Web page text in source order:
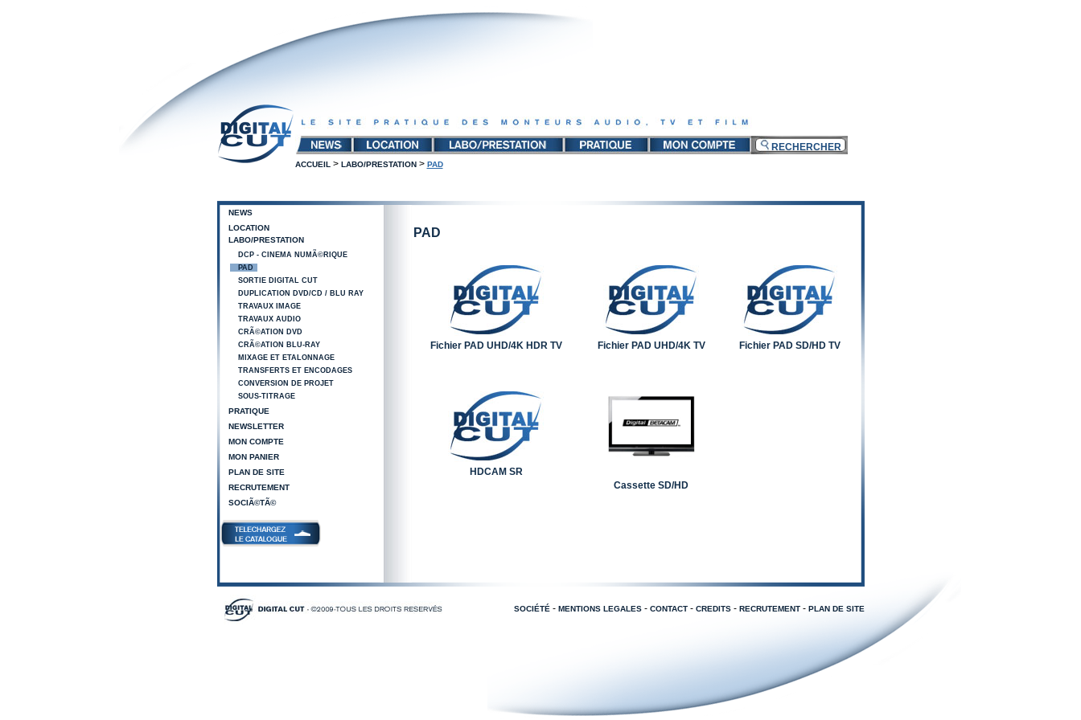
ACCUEIL> LABO/PRESTATION> PAD
NEWS
LOCATION
LABO/PRESTATION
DCP - CINEMA NUMÃ©RIQUE
PAD
SORTIE DIGITAL CUT
DUPLICATION DVD/CD / BLU RAY
TRAVAUX IMAGE
TRAVAUX AUDIO
CRÃ©ATION DVD
CRÃ©ATION BLU-RAY
MIXAGE ET ETALONNAGE
TRANSFERTS ET ENCODAGES
CONVERSION DE PROJET
SOUS-TITRAGE
PRATIQUE
NEWSLETTER
MON COMPTE
MON PANIER
PLAN DE SITE
RECRUTEMENT
SOCIÃ©TÃ©
PAD
Fichier PAD UHD/4K HDR TV Fichier PAD UHD/4K TV Fichier PAD SD/HD TV
HDCAM SR
Cassette SD/HD
SOCIÉTÉ- MENTIONS LEGALES- CONTACT- CREDITS- RECRUTEMENT- PLAN DE SITE